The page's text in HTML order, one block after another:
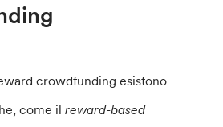
crowdfunding esistono
come ilreward-based